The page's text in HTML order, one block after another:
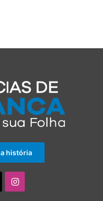
história
Instagram